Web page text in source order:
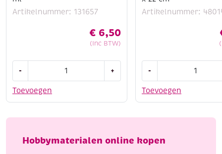
Artikelnummer: 131657
€ 6,50
(Inc BTW)
Toevoegen
-
Siliconen
ml
+
Artikelnummer:
Toevoegen
-
sigaren
22
aantal
Hobbymaterialen online kopen